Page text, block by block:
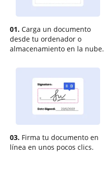
01. Carga un documento
desde tu ordenador o
almacenamiento en la nube.
03. Firma tu documento en
línea en unos pocos clics.